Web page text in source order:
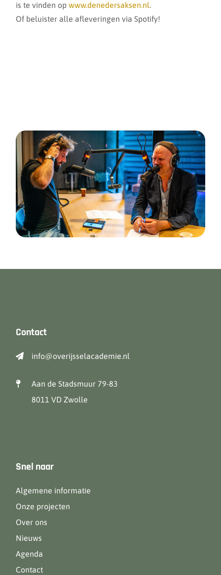
is te vinden op www.denedersaksen.nl.
Of beluister alle afleveringen via Spotify!
Contact
info@overijsselacademie.nl
Aan de Stadsmuur 79-83
8011 VD Zwolle
Snel naar
Algemene informatie
Onze projecten
Over ons
Nieuws
Agenda
Contact